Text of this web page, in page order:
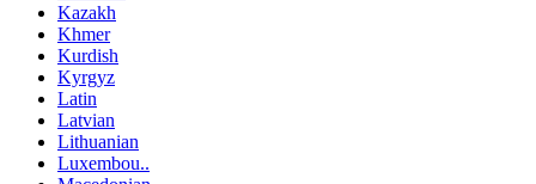
Kazakh
Khmer
Kurdish
Kyrgyz
Latin
Latvian
Lithuanian
Luxembou..